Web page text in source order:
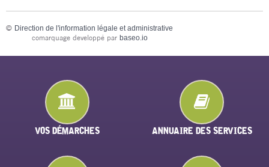
© Direction de l'information légale et administrative
comarquage developpé par baseo.io
VOS DÉMARCHES ANNUAIRE DES SERVICES